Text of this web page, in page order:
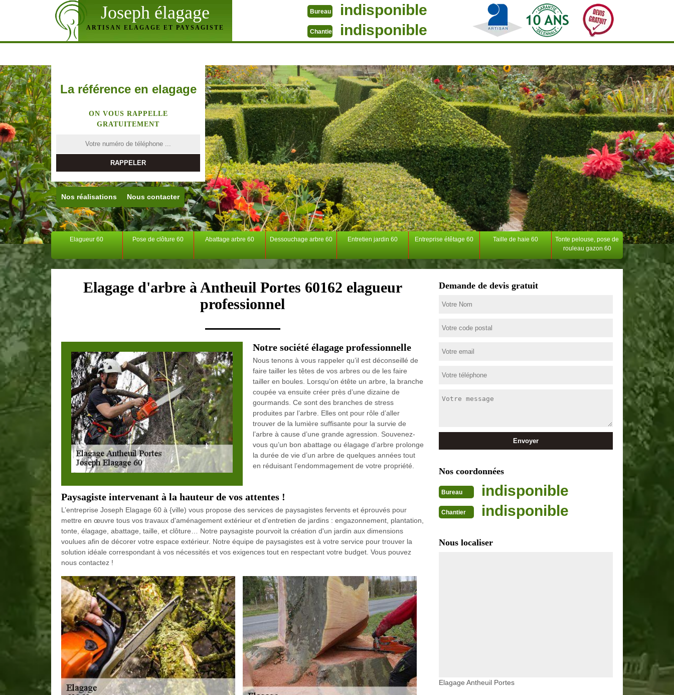
Joseph élagage
ARTISAN ELAGAGE ET PAYSAGISTE
Bureau indisponible
Chantier indisponible
La référence en elagage
ON VOUS RAPPELLE
GRATUITEMENT
Nos réalisations Nous contacter
Elagueur 60 Pose de clôture 60 Abattage arbre 60 Dessouchage arbre 60 Entretien jardin 60 Entreprise étêtage 60 Taille de haie 60
Tonte pelouse, pose de
rouleau gazon 60
Elagage d'arbre à Antheuil Portes 60162 elagueur
professionnel
Notre société élagage professionnelle
Nous tenons à vous rappeler qu’il est déconseillé de
faire tailler les têtes de vos arbres ou de les faire
tailler en boules. Lorsqu’on étête un arbre, la branche
coupée va ensuite créer près d’une dizaine de
gourmands. Ce sont des branches de stress
produites par l’arbre. Elles ont pour rôle d’aller
trouver de la lumière suffisante pour la survie de
l’arbre à cause d’une grande agression. Souvenez-
vous qu’un bon abattage ou élagage d’arbre prolonge
la durée de vie d’un arbre de quelques années tout
en réduisant l’endommagement de votre propriété.
Paysagiste intervenant à la hauteur de vos attentes !
L’entreprise Joseph Elagage 60 à {ville) vous propose des services de paysagistes fervents et éprouvés pour
mettre en œuvre tous vos travaux d'aménagement extérieur et d'entretien de jardins : engazonnement, plantation,
tonte, élagage, abattage, taille, et clôture… Notre paysagiste pourvoit la création d'un jardin aux dimensions
voulues afin de décorer votre espace extérieur. Notre équipe de paysagistes est à votre service pour trouver la
solution idéale correspondant à vos nécessités et vos exigences tout en respectant votre budget. Vous pouvez
nous contactez !
Demande de devis gratuit
Nos coordonnées
Bureau indisponible
Chantier indisponible
Nous localiser
Elagage Antheuil Portes